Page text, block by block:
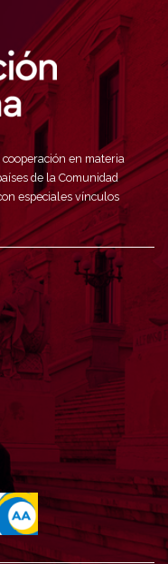
en materia
de la Comunidad
especiales vínculos